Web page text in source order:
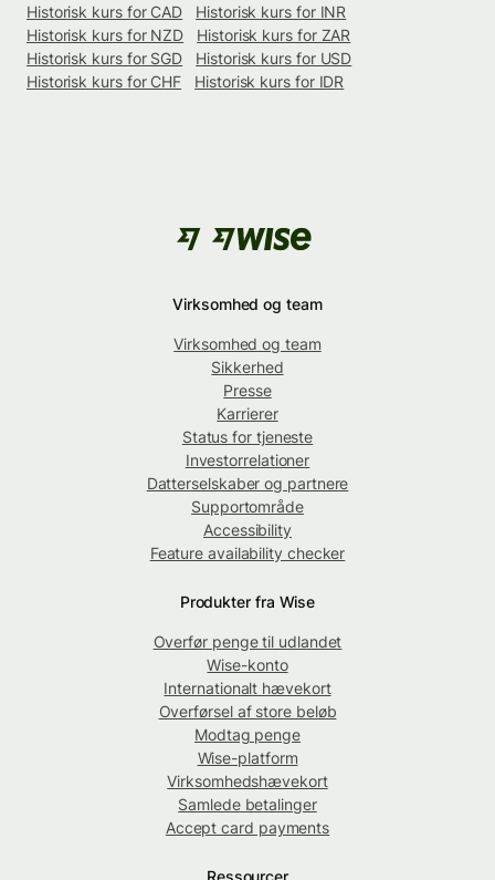
Historisk kurs for CAD
Historisk kurs for INR
Historisk kurs for NZD
Historisk kurs for ZAR
Historisk kurs for SGD
Historisk kurs for USD
Historisk kurs for CHF
Historisk kurs for IDR
Virksomhed og team
Virksomhed og team
Sikkerhed
Presse
Karrierer
Status for tjeneste
Investorrelationer
Datterselskaber og partnere
Supportområde
Accessibility
Feature availability checker
Produkter fra Wise
Overfør penge til udlandet
Wise-konto
Internationalt hævekort
Overførsel af store beløb
Modtag penge
Wise-platform
Virksomhedshævekort
Samlede betalinger
Accept card payments